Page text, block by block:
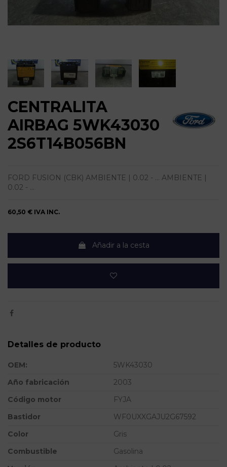
CENTRALITA
AIRBAG 5WK43030
2S6T14B056BN
FORD FUSION (CBK) AMBIENTE | 0.02 - ... AMBIENTE |
0.02 - ...
60,50 € IVA INC.
Añadir a la cesta
Detalles de producto
OEM:
5WK43030
Año fabricación
2003
Código motor
FYJA
Bastidor
WF0UXXGAJU2G67592
Color
Gris
Combustible
Gasolina